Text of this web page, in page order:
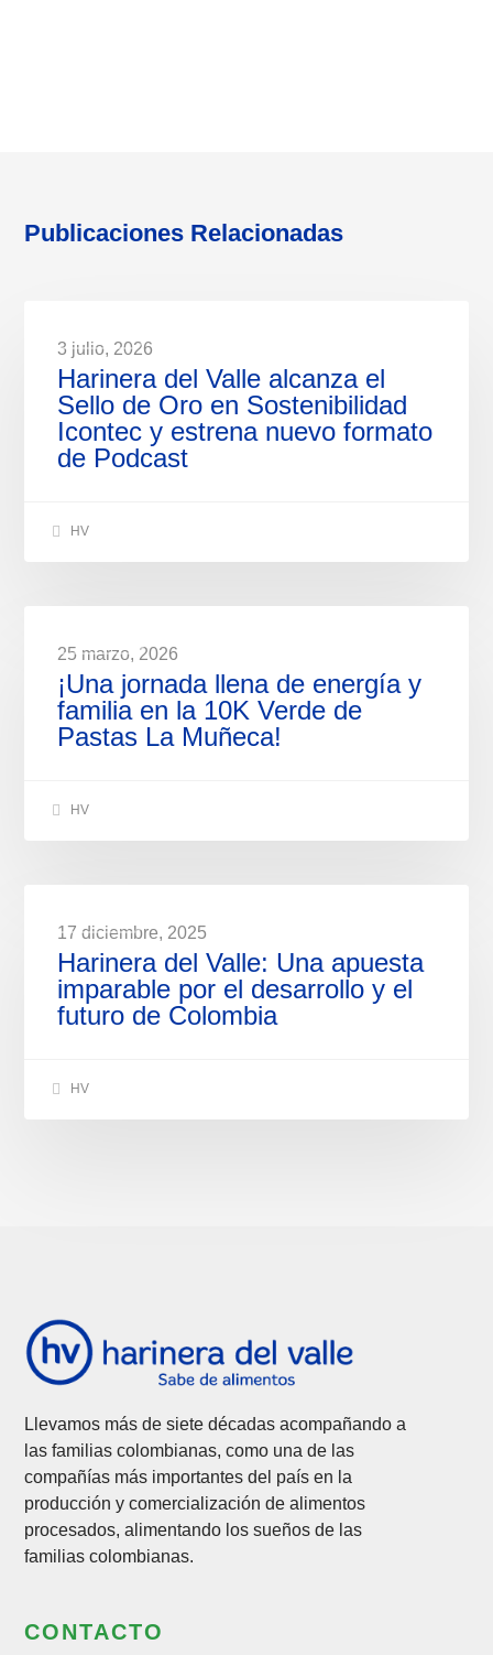
Publicaciones Relacionadas
3 julio, 2026
Harinera del Valle alcanza el
Sello de Oro en Sostenibilidad
Icontec y estrena nuevo formato
de Podcast
HV
25 marzo, 2026
¡Una jornada llena de energía y
familia en la 10K Verde de
Pastas La Muñeca!
HV
17 diciembre, 2025
Harinera del Valle: Una apuesta
imparable por el desarrollo y el
futuro de Colombia
HV
Llevamos más de siete décadas acompañando a
las familias colombianas, como una de las
compañías más importantes del país en la
producción y comercialización de alimentos
procesados, alimentando los sueños de las
familias colombianas.
CONTACTO